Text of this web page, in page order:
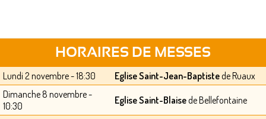
HORAIRES DE MESSES
Lundi 2 novembre - 18:30 Eglise Saint-Jean-Baptistede Ruaux
Dimanche 8 novembre -
10:30
Eglise Saint-Blaisede Bellefontaine